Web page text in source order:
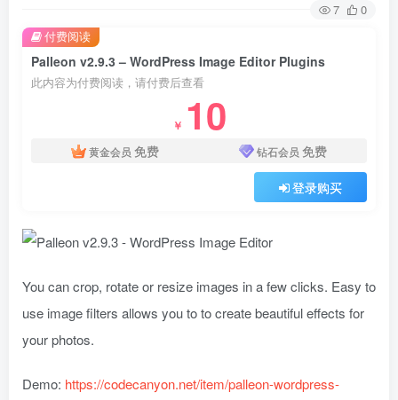
7 0
Palleon v2.9.3 – WordPress Image Editor Plugins
此内容为付费阅读，请付费后查看
￥ 10
黄金会员 免费 钻石会员 免费
登录购买
付费阅读
You can crop, rotate or resize images in a few clicks. Easy to
use image filters allows you to to create beautiful effects for
your photos.
Demo: https://codecanyon.net/item/palleon-wordpress-